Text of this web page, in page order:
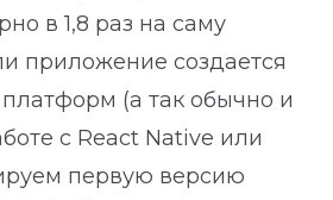
в 1,8 раз на саму
приложение создается
(а так обычно и
с React Native или
первую версию